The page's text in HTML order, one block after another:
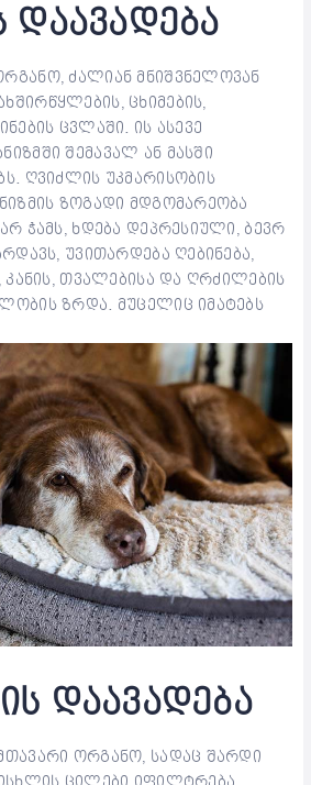
ძალიან მნიშვნელოვან
ცხიმების,
ცვლაში. ის ასევე
შემავალ ან მასში
ღვიძლის უკმარისობის
ზოგადი მდგომარეობა
ჭამს, ხდება დეპრესიული, ბევრ
უვითარდება ღებინება,
კანის, თვალებისა და ღრძილების
ზრდა. მუცელიც იმატებს
დაავადება
ორგანო, სადაც შარდი